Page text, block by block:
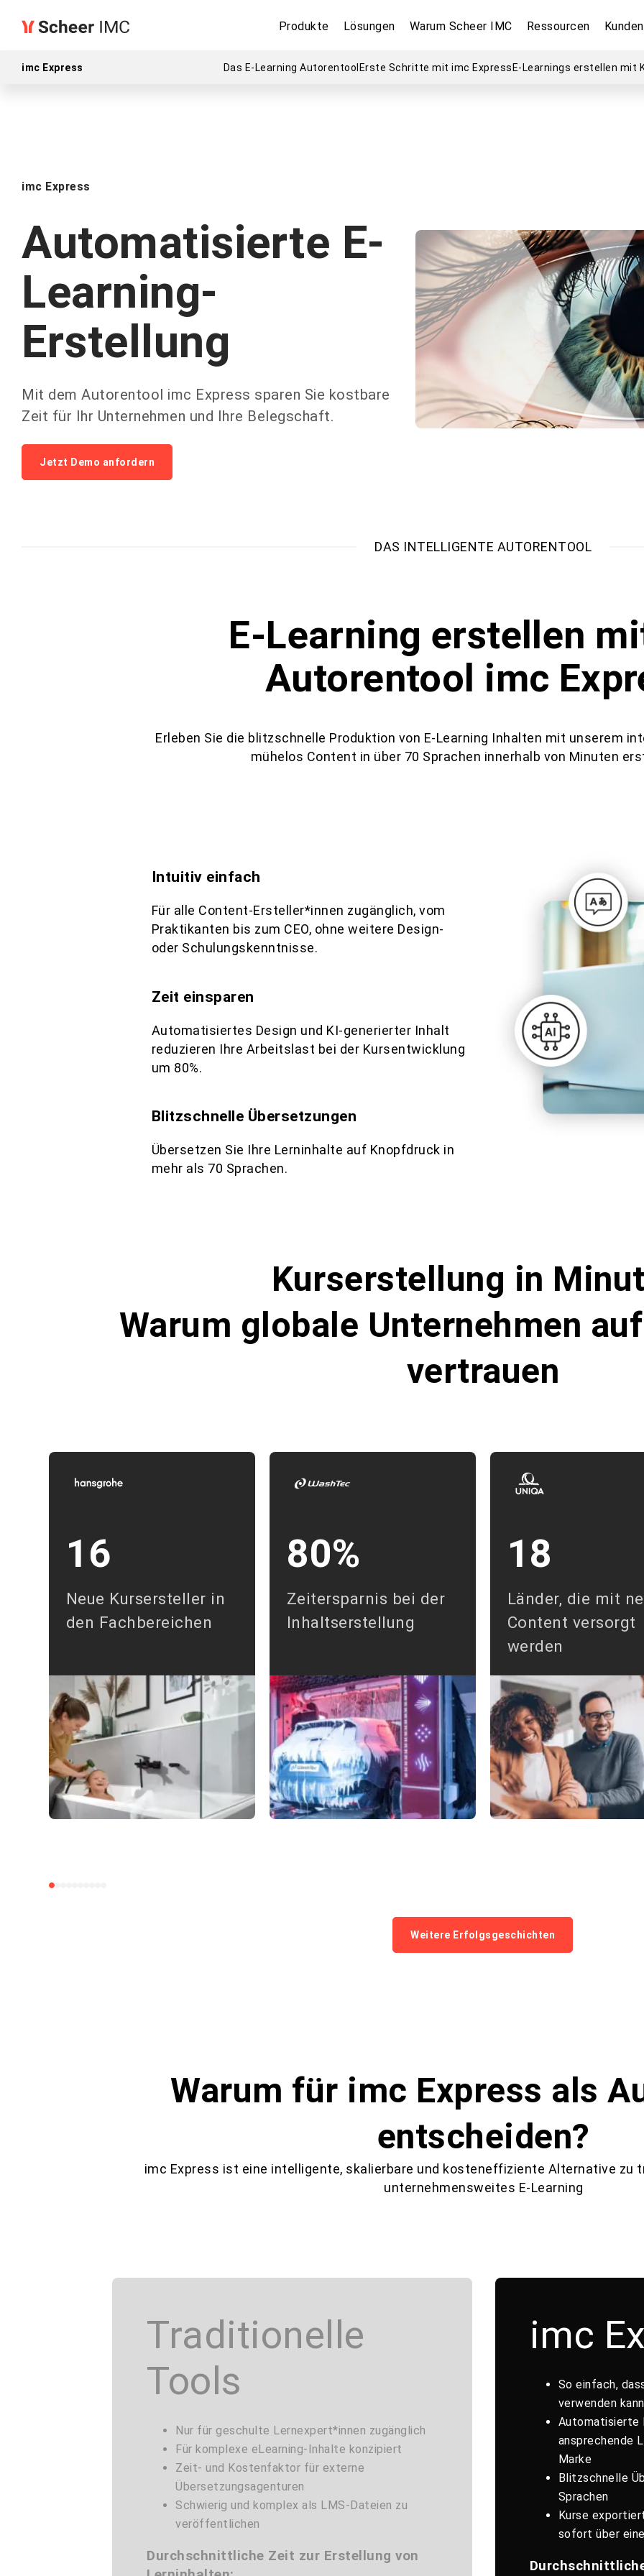
Produkte Lösungen Warum Scheer IMC Ressourcen Kunden
imc Express Das E-Learning AutorentoolErste Schritte mit imc ExpressE-Learnings erstellen mit
imc Express
Automatisierte E-
Learning-
Erstellung
Mit dem Autorentool imc Express sparen Sie kostbare
Zeit für Ihr Unternehmen und Ihre Belegschaft.
Jetzt Demo anfordern
DAS INTELLIGENTE AUTORENTOOL
E-Learning erstellen
Autorentool imc
Erleben Sie die blitzschnelle Produktion von E-Learning Inhalten mit unserem
mühelos Content in über 70 Sprachen innerhalb von Minuten
Intuitiv einfach
Für alle Content-Ersteller*innen zugänglich, vom
Praktikanten bis zum CEO, ohne weitere Design-
oder Schulungskenntnisse.
Zeit einsparen
Automatisiertes Design und KI-generierter Inhalt
reduzieren Ihre Arbeitslast bei der Kursentwicklung
um 80%.
Blitzschnelle Übersetzungen
Übersetzen Sie Ihre Lerninhalte auf Knopfdruck in
mehr als 70 Sprachen.
Kurserstellung in
Warum globale Unternehmen
vertrauen
16
Neue Kursersteller in
den Fachbereichen
80%
Zeitersparnis bei der
Inhaltserstellung
18
Länder, die mit
Content versorgt
werden
Weitere Erfolgsgeschichten
Warum für imc Express als
entscheiden?
imc Express ist eine intelligente, skalierbare und kosteneffiziente Alternative zu
unternehmensweites E-Learning
Traditionelle
Tools
Nur für geschulte Lernexpert*innen zugänglich
Für komplexe eLearning-Inhalte konzipiert
Zeit- und Kostenfaktor für externe
Übersetzungsagenturen
Schwierig und komplex als LMS-Dateien zu
veröffentlichen
Durchschnittliche Zeit zur Erstellung von
imc
So einfach,
verwenden kann
Automatisierte
ansprechende
Marke
Blitzschnelle
Sprachen
Kurse
sofort über